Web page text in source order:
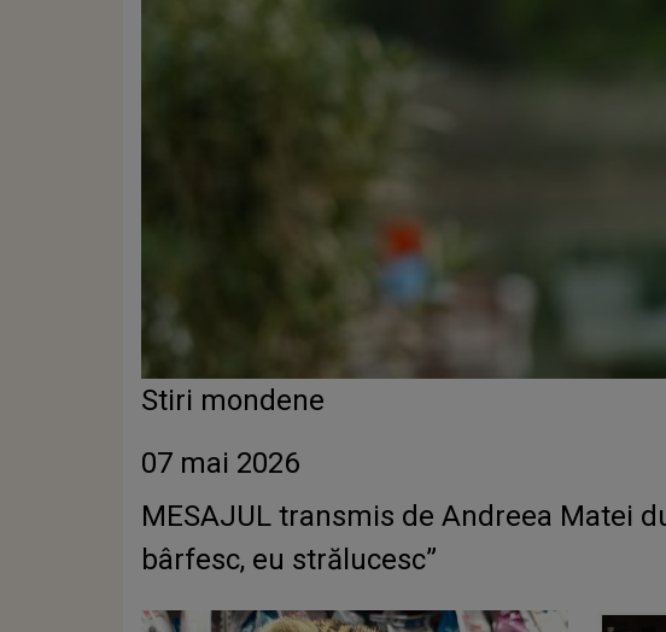
Stiri mondene
07 mai 2026
MESAJUL transmis de Andreea Matei
bârfesc, eu strălucesc”